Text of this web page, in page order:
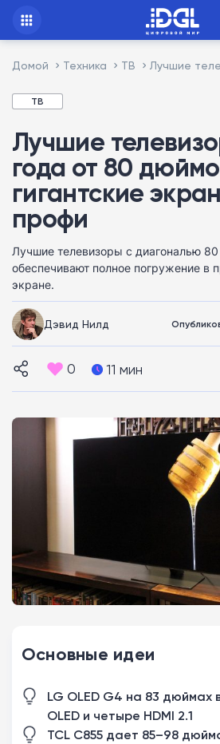
Домой Техника ТВ Лучшие
ТВ
Лучшие
года от 80
гигантские
профи
Лучшие телевизоры с диагональю
обеспечивают полное погружение в
экране.
Дэвид Нилд
0 11 мин
Основные идеи
LG OLED G4 на 83 дюймах
OLED и четыре HDMI 2.1
TCL C855 дает 85–98